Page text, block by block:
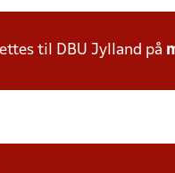
til DBU Jylland på